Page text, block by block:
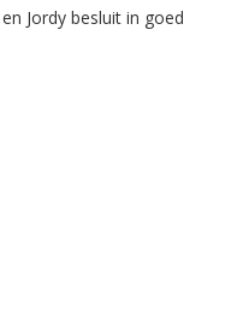
Jordy besluit in goed